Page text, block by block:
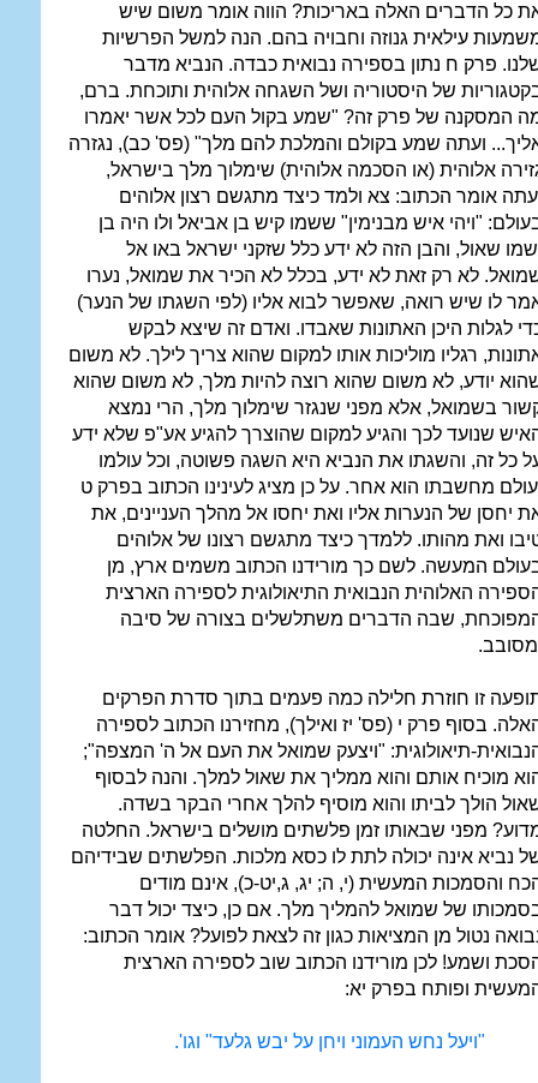
כל הדברים האלה באריכות? הווה אומר משום שיש
עילאית גנוזה וחבויה בהם. הנה למשל הפרשיות
פרק ח נתון בספירה נבואית כבדה. הנביא מדבר
של היסטוריה ושל השגחה אלוהית ותוכחת. ברם,
המסקנה של פרק זה? "שמע בקול העם לכל אשר יאמרו
ועתה שמע בקולם והמלכת להם מלך" (פס' כב), נגזרה
אלוהית (או הסכמה אלוהית) שימלוך מלך בישראל,
אומר הכתוב: צא ולמד כיצד מתגשם רצון אלוהים
"ויהי איש מבנימין" ששמו קיש בן אביאל ולו היה בן
שאול, והבן הזה לא ידע כלל שזקני ישראל באו אל
לא רק זאת לא ידע, בכלל לא הכיר את שמואל, נערו
לו שיש רואה, שאפשר לבוא אליו (לפי השגתו של הנער)
לגלות היכן האתונות שאבדו. ואדם זה שיצא לבקש
רגליו מוליכות אותו למקום שהוא צריך לילך. לא משום
יודע, לא משום שהוא רוצה להיות מלך, לא משום שהוא
בשמואל, אלא מפני שנגזר שימלוך מלך, הרי נמצא
שנועד לכך והגיע למקום שהוצרך להגיע אע"פ שלא ידע
כל זה, והשגתו את הנביא היא השגה פשוטה, וכל עולמו
מחשבתו הוא אחר. על כן מציג לעינינו הכתוב בפרק ט
יחסן של הנערות אליו ואת יחסו אל מהלך העניינים, את
ואת מהותו. ללמדך כיצד מתגשם רצונו של אלוהים
המעשה. לשם כך מורידנו הכתוב משמים ארץ, מן
האלוהית הנבואית התיאולוגית לספירה הארצית
שבה הדברים משתלשלים בצורה של סיבה
זו חוזרת חלילה כמה פעמים בתוך סדרת הפרקים
בסוף פרק י (פס' יז ואילך), מחזירנו הכתוב לספירה
תיאולוגית: "ויצעק שמואל את העם אל ה' המצפה";
מוכיח אותם והוא ממליך את שאול למלך. והנה לבסוף
הולך לביתו והוא מוסיף להלך אחרי הבקר בשדה.
מפני שבאותו זמן פלשתים מושלים בישראל. החלטה
נביא אינה יכולה לתת לו כסא מלכות. הפלשתים שבידיהם
והסמכות המעשית (י, ה; יג, ג,יט-כ), אינם מודים
של שמואל להמליך מלך. אם כן, כיצד יכול דבר
נטול מן המציאות כגון זה לצאת לפועל? אומר הכתוב:
ושמע! לכן מורידנו הכתוב שוב לספירה הארצית
ופותח בפרק יא:
"ויעל נחש העמוני ויחן על יבש גלעד" וגו'.